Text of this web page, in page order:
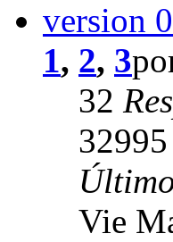
version
1, 2, 3
32
32995
Vie